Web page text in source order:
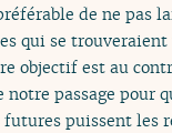
de ne pas
qui se trouveraient
objectif est au
notre passage pour
futures puissent les